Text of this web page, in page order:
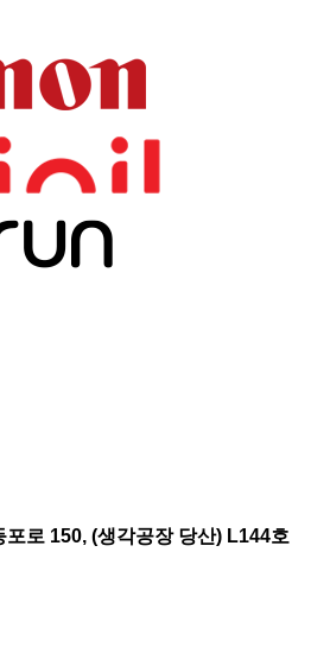
로 150, (생각공장 당산) L144호